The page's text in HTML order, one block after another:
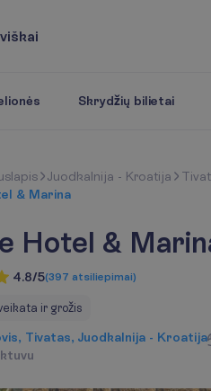
Skrydžių bilietai
slapis Juodkalnija - Kroatija
& Marina
Hotel &
4.8/5(397 atsiliepimai)
ir grožis
Tivatas, Juodkalnija - Kroatija
ktuvu